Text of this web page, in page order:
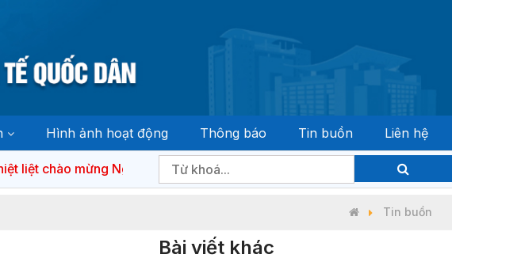
Hình ảnh hoạt động Thông báo Tin buồn Liên hệ
liệt chào mừng Ngày bầu cử đại biểu Quốc hội khóa XVI và đại biểu Hội đồng nhân
Tin buồn
Bài viết khác